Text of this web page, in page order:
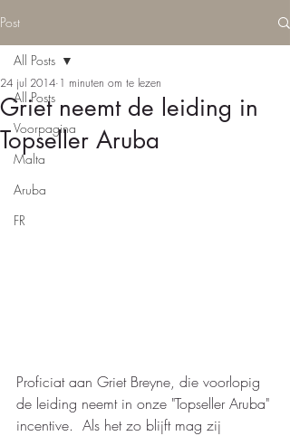
Post
All Posts
Voorpagina
Malta
Aruba
FR
All Posts
Griet neemt de leiding in
Topseller Aruba
24 jul 2014 1 minuten om te lezen
Proficiat aan Griet Breyne, die voorlopig
de leiding neemt in onze "Topseller Aruba"
incentive.  Als het zo blijft mag zij